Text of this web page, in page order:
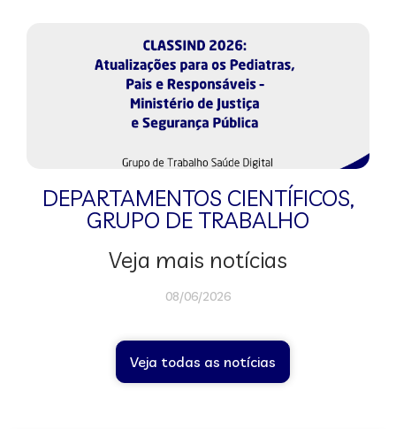
DEPARTAMENTOS CIENTÍFICOS,
GRUPO DE TRABALHO
Veja mais notícias
08/06/2026
Veja todas as notícias